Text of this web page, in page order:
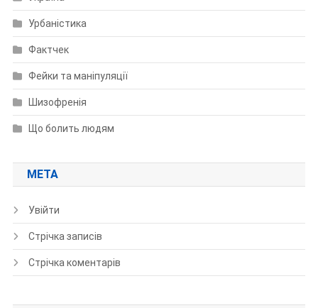
Урбаністика
Фактчек
Фейки та маніпуляції
Шизофренія
Що болить людям
МЕТА
Увійти
Стрічка записів
Стрічка коментарів